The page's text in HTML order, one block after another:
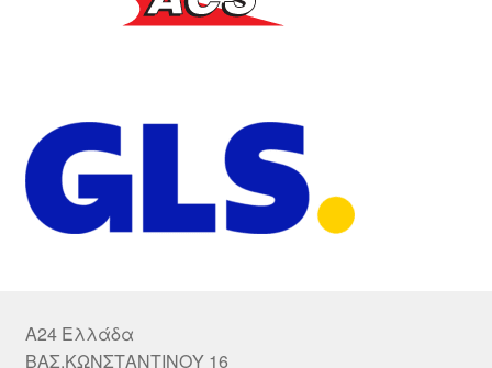
A24 Ελλάδα
ΒΑΣ.ΚΩΝΣΤΑΝΤΙΝΟΥ 16